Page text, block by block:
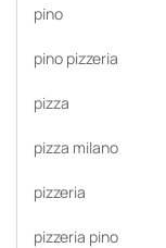
pino
pino pizzeria
pizza
pizza milano
pizzeria
pizzeria pino